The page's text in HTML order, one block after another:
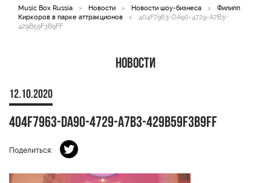
Music Box Russia > Новости > Новости шоу-бизнеса >
Филипп
Киркоров в парке аттракционов
>
404F7963-DA90-4729-A7B3-
429B59F3B9FF
Новости
12.10.2020
404F7963-DA90-4729-A7B3-429B59F3B9FF
Поделиться: